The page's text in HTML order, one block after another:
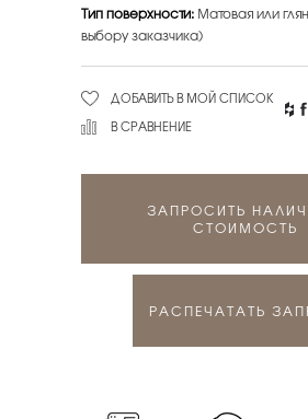
Тип поверхности: Матовая или
выбору заказчика)
ДОБАВИТЬ В МОЙ СПИСОК
В СРАВНЕНИЕ
ЗАПРОСИТЬ
СТОИМОСТЬ
РАСПЕЧАТАТЬ